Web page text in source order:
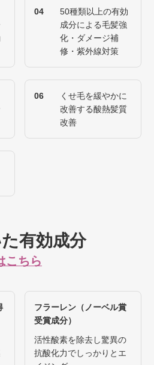
04
50種類以上の有効
成分による毛髪強
化・ダメージ補
修・紫外線対策
06
くせ毛を緩やかに
改善する酸熱髪質
改善
有効成分
こちら
フラーレン（ノーベル賞
受賞成分）
活性酸素を除去し驚異の
抗酸化力でしっかりとエ